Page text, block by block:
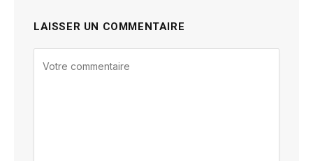
LAISSER UN COMMENTAIRE